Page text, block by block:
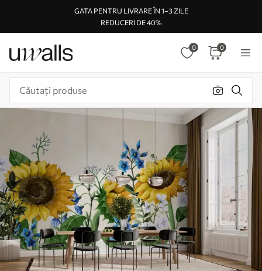
GATA PENTRU LIVRARE ÎN 1–3 ZILE
REDUCERI DE 40%
0 0